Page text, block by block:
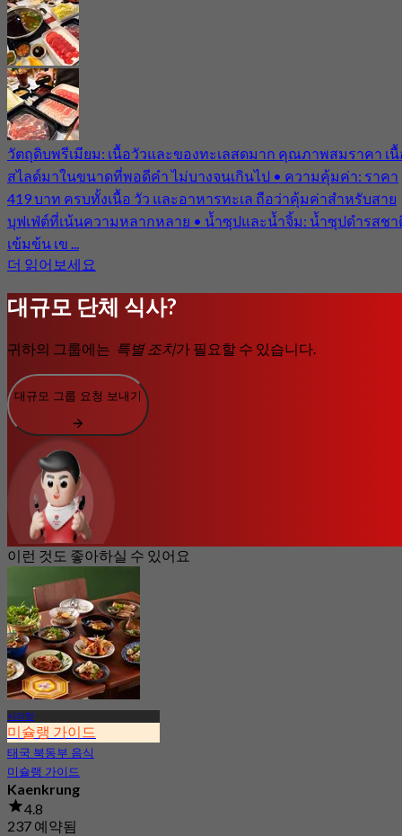
วัตถุดิบพรีเมียม: เนื้อวัวและของทะเลสดมาก คุณภาพสมราคา เ
สไลด์มาในขนาดที่พอดีคำ ไม่บางจนเกินไป • ความคุ้มค่า: ราคา
419 บาท ครบทั้งเนื้อ วัว และอาหารทะเล ถือว่าคุ้มค่าสำหรับสาย
บุฟเฟ่ต์ที่เน้นความหลากหลาย • น้ำซุปและน้ำจิ้ม: น้ำซุปดำรสชา
เข้มข้น เข ...
더 읽어보세요
대규모 단체 식사?
귀하의 그룹에는 특별 조치가 필요할 수 있습니다.
대규모 그룹 요청 보내기
이런 것도 좋아하실 수 있어요
시리랏
미슐랭 가이드
태국 북동부 음식
미슐랭 가이드
Kaenkrung
4.8
237 예약됨